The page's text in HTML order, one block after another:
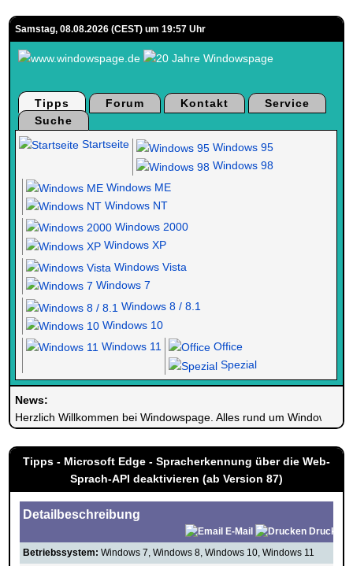
Samstag, 08.08.2026 (CEST) um 19:57 Uhr
Tipps Forum Kontakt
Service
Suche
Startseite
Windows 95
Windows 98
Windows ME
Windows NT
Windows 2000
Windows XP
Windows Vista
Windows 7
Windows 8 / 8.1
Windows 10
Windows 11
Office
Spezial
News:
Herzlich Willkommen bei Windowspage. Alles rund um Windows.
Tipps - Microsoft Edge - Spracherkennung über die Web-
Sprach-API deaktivieren (ab Version 87)
Detailbeschreibung
E-Mail
Drucken
Betriebssystem: Windows 7, Windows 8, Windows 10, Windows 11